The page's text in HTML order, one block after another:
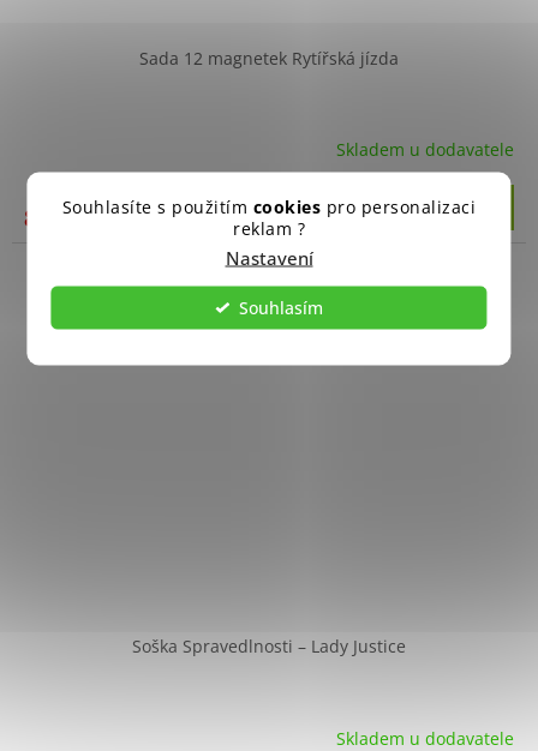
Souhlasíte s použitím cookies pro personalizaci
reklam ?
Nastavení
Souhlasím
Sada 12 magnetek Rytířská jízda
Skladem u dodavatele
800 Kč Do košíku
Soška Spravedlnosti – Lady Justice
Skladem u dodavatele